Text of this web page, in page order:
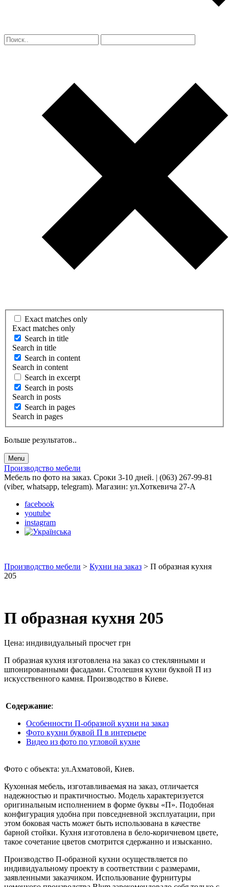
Exact matches only
Exact matches only
Search in title
Search in title
Search in content
Search in content
Search in excerpt
Search in posts
Search in posts
Search in pages
Search in pages
Больше результатов..
Menu
Производство мебели
Мебель по фото на заказ. Сроки 3-10 дней. | (063) 267-99-81
(viber, whatsapp, telegram). Магазин: ул.Хоткевича 27-А
facebook
youtube
instagram
Производство мебели > Кухни на заказ > П образная кухня
205
П образная кухня 205
Цена: индивидуальный просчет грн
П образная кухня изготовлена на заказ со стеклянными и
шпонированными фасадами. Столешня кухни буквой П из
искусственного камня. Производство в Киеве.
Содержание:
Особенности П-образной кухни на заказ
Фото кухни буквой П в интерьере
Видео из фото по угловой кухне
Фото с объекта: ул.Ахматовой, Киев.
Кухонная мебель, изготавливаемая на заказ, отличается
надежностью и практичностью. Модель характеризуется
оригинальным исполнением в форме буквы «П». Подобная
конфигурация удобна при повседневной эксплуатации, при
этом боковая часть может быть использована в качестве
барной стойки. Кухня изготовлена в бело-коричневом цвете,
такое сочетание цветов смотрится сдержанно и изысканно.
Производство П-образной кухни осуществляется по
индивидуальному проекту в соответствии с размерами,
заявленными заказчиком. Использование фурнитуры